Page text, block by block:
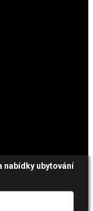
nabídky ubytování